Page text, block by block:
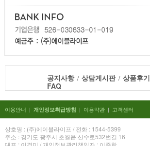
공지사항/ 상담게시판/ 상품후기
FAQ
이용안내 | 개인정보취급방침 | 이용약관 | 고객센터
상호명 : (주)에이블라이프 / 전화 : 1544-5399
주소 : 경기도 광주시 초월읍 산수로532번길 16
대표 : 이경미 / 개인정보관리책임자 : 이주한